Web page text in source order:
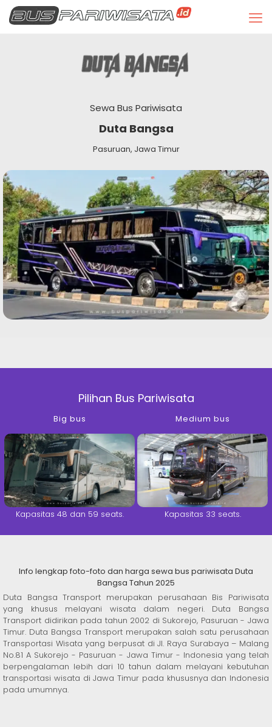
Sewa Bus Pariwisata
Duta Bangsa
Pasuruan, Jawa Timur
Pilihan Bus Pariwisata
Big bus
Kapasitas 48 dan 59 seats.
Medium bus
Kapasitas 33 seats.
Info lengkap foto-foto dan harga sewa bus pariwisata Duta
Bangsa Tahun 2025
Duta Bangsa Transport merupakan perusahaan Bis Pariwisata
yang khusus melayani wisata dalam negeri. Duta Bangsa
Transport didirikan pada tahun 2002 di Sukorejo, Pasuruan - Jawa
Timur. Duta Bangsa Transport merupakan salah satu perusahaan
Transportasi Wisata yang berpusat di Jl. Raya Surabaya – Malang
No.81 A Sukorejo - Pasuruan - Jawa Timur - Indonesia yang telah
berpengalaman lebih dari 10 tahun dalam melayani kebutuhan
transportasi wisata di Jawa Timur pada khususnya dan Indonesia
pada umumnya.